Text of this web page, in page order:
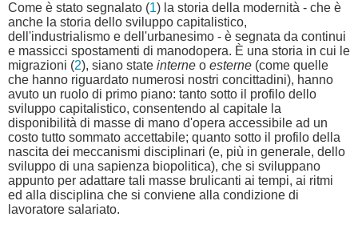
Come è stato segnalato (1) la storia della modernità - che è
anche la storia dello sviluppo capitalistico,
dell'industrialismo e dell'urbanesimo - è segnata da continui
e massicci spostamenti di manodopera. È una storia in cui le
migrazioni (2), siano state interne o esterne (come quelle
che hanno riguardato numerosi nostri concittadini), hanno
avuto un ruolo di primo piano: tanto sotto il profilo dello
sviluppo capitalistico, consentendo al capitale la
disponibilità di masse di mano d'opera accessibile ad un
costo tutto sommato accettabile; quanto sotto il profilo della
nascita dei meccanismi disciplinari (e, più in generale, dello
sviluppo di una sapienza biopolitica), che si sviluppano
appunto per adattare tali masse brulicanti ai tempi, ai ritmi
ed alla disciplina che si conviene alla condizione di
lavoratore salariato.